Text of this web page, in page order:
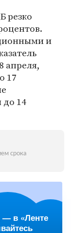
резко
и
апреля,
17
до 14
срока
— в «Ленте